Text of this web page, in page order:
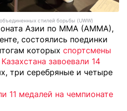
стилей борьбы (UWW)
Азии по MMA (AMMA),
состоялись поединки
которых спортсмены
завоевали 14
три серебряные и четыре
11 медалей на чемпионате